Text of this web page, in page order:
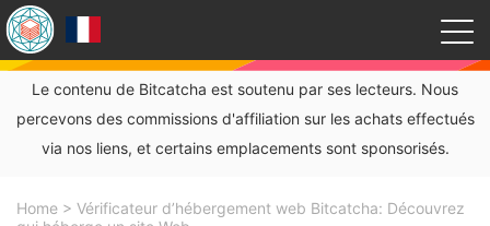
Le contenu de Bitcatcha est soutenu par ses lecteurs. Nous
percevons des commissions d'affiliation sur les achats effectués
via nos liens, et certains emplacements sont sponsorisés.
Home > Vérificateur d’hébergement web Bitcatcha: Découvrez